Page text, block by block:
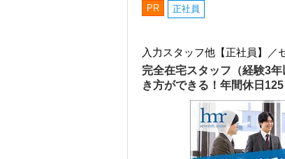
PR 正社員
入力スタッフ他【正社員】／
完全在宅スタッフ（経験3
き方ができる！年間休日